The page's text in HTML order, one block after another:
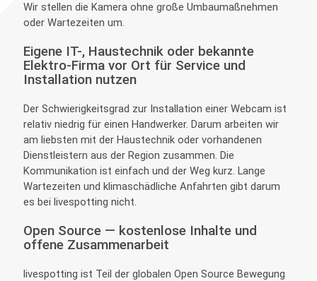
Wir stellen die Kamera ohne große Umbaumaßnehmen
oder Wartezeiten um.
Eigene IT-, Haustechnik oder bekannte
Elektro-Firma vor Ort für Service und
Installation nutzen
Der Schwierigkeitsgrad zur Installation einer Webcam ist
relativ niedrig für einen Handwerker. Darum arbeiten wir
am liebsten mit der Haustechnik oder vorhandenen
Dienstleistern aus der Region zusammen. Die
Kommunikation ist einfach und der Weg kurz. Lange
Wartezeiten und klimaschädliche Anfahrten gibt darum
es bei livespotting nicht.
Open Source — kostenlose Inhalte und
offene Zusammenarbeit
livespotting ist Teil der globalen Open Source Bewegung